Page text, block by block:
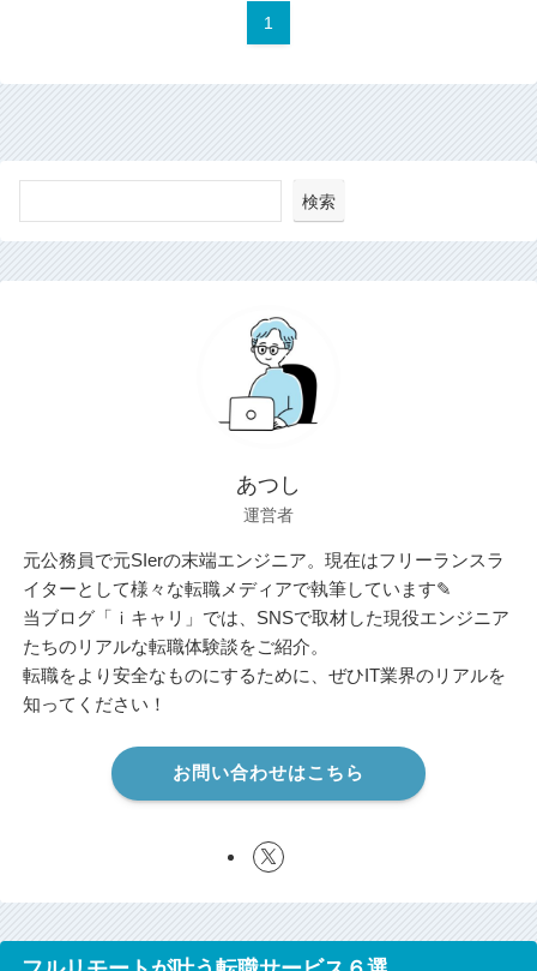
1
検索
あつし
運営者
元公務員で元SIerの末端エンジニア。現在はフリーランスラ
イターとして様々な転職メディアで執筆しています✎
当ブログ「ｉキャリ」では、SNSで取材した現役エンジニア
たちのリアルな転職体験談をご紹介。
転職をより安全なものにするために、ぜひIT業界のリアルを
知ってください！
お問い合わせはこちら